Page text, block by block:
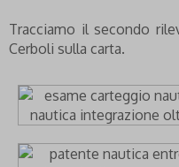
Tracciamo il secondo
Cerboli sulla carta.